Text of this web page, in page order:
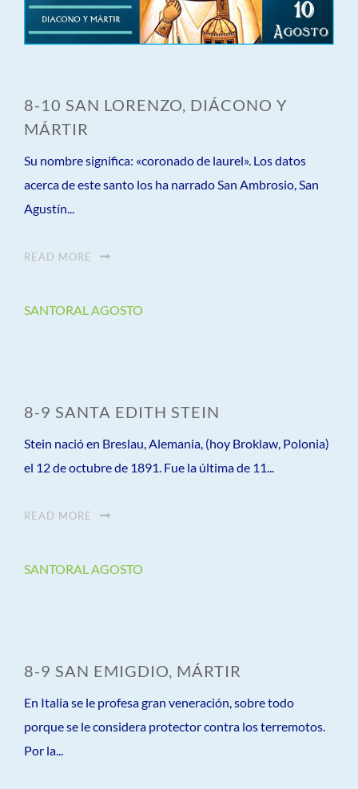
8-10 SAN LORENZO, DIÁCONO Y
MÁRTIR
Su nombre significa: «coronado de laurel». Los datos
acerca de este santo los ha narrado San Ambrosio, San
Agustín...
READ MORE
SANTORAL AGOSTO
8-9 SANTA EDITH STEIN
Stein nació en Breslau, Alemania, (hoy Broklaw, Polonia)
el 12 de octubre de 1891. Fue la última de 11...
READ MORE
SANTORAL AGOSTO
8-9 SAN EMIGDIO, MÁRTIR
En Italia se le profesa gran veneración, sobre todo
porque se le considera protector contra los terremotos.
Por la...